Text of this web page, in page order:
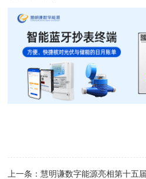
上一条：慧明谦数字能源亮相第十五